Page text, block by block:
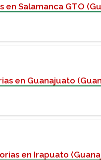
en Salamanca GTO
en Guanajuato
en Irapuato